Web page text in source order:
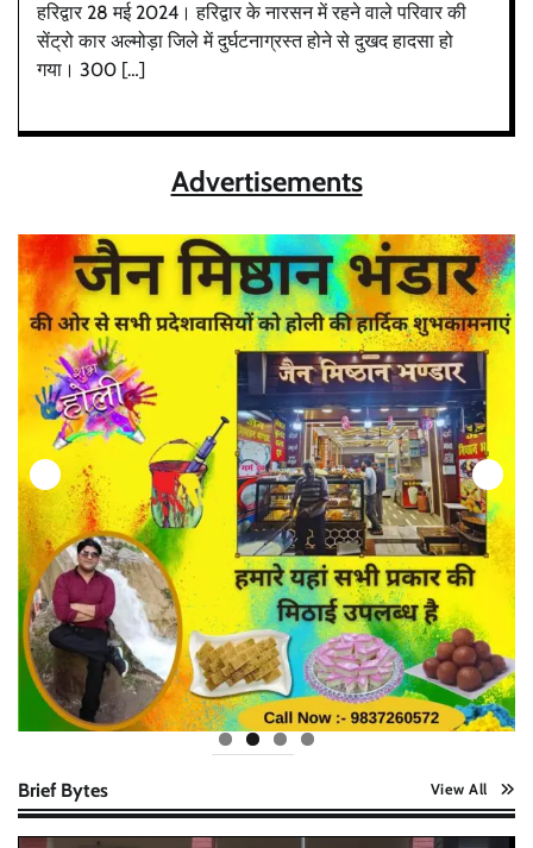
हरिद्वार 28 मई 2024। हरिद्वार के नारसन में रहने वाले परिवार की
सेंट्रो कार अल्मोड़ा जिले में दुर्घटनाग्रस्त होने से दुखद हादसा हो
गया। 300 […]
Advertisements
Brief Bytes View All